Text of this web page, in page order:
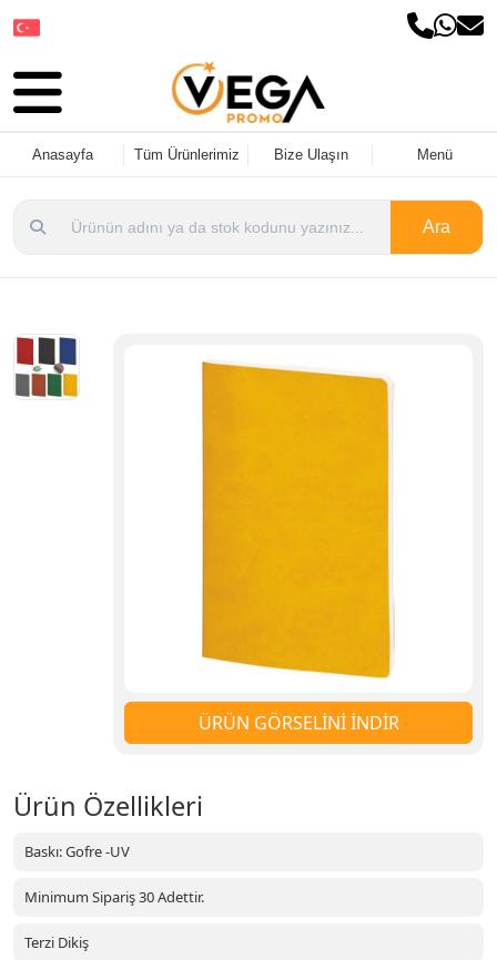
Anasayfa Tüm Ürünlerimiz Bize Ulaşın Menü
Ara
ÜRÜN GÖRSELİNİ İNDİR
Ürün Özellikleri
Baskı: Gofre -UV
Minimum Sipariş 30 Adettir.
Terzi Dikiş